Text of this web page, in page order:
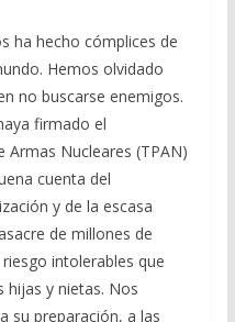
ha hecho cómplices de
Hemos olvidado
no buscarse enemigos.
firmado el
Armas Nucleares (TPAN)
cuenta del
y de la escasa
de millones de
intolerables que
hijas y nietas. Nos
su preparación, a las